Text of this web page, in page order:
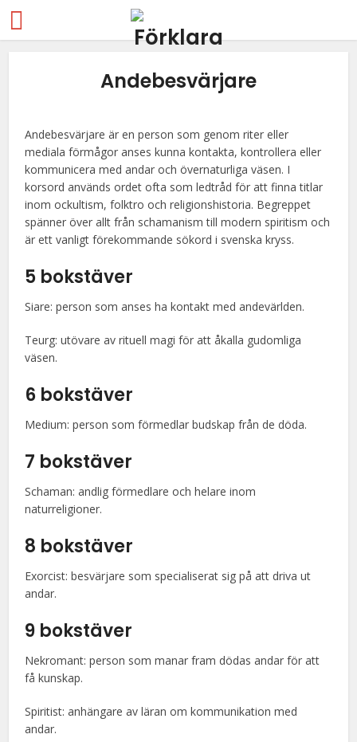
Andebesvärjare
Andebesvärjare är en person som genom riter eller
mediala förmågor anses kunna kontakta, kontrollera eller
kommunicera med andar och övernaturliga väsen. I
korsord används ordet ofta som ledtråd för att finna titlar
inom ockultism, folktro och religionshistoria. Begreppet
spänner över allt från schamanism till modern spiritism och
är ett vanligt förekommande sökord i svenska kryss.
5 bokstäver
Siare: person som anses ha kontakt med andevärlden.
Teurg: utövare av rituell magi för att åkalla gudomliga
väsen.
6 bokstäver
Medium: person som förmedlar budskap från de döda.
7 bokstäver
Schaman: andlig förmedlare och helare inom
naturreligioner.
8 bokstäver
Exorcist: besvärjare som specialiserat sig på att driva ut
andar.
9 bokstäver
Nekromant: person som manar fram dödas andar för att
få kunskap.
Spiritist: anhängare av läran om kommunikation med
andar.